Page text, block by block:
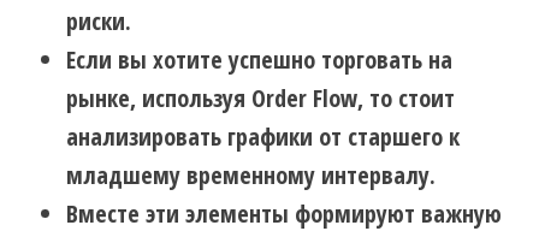
риски.
Если вы хотите успешно торговать на
рынке, используя Order Flow, то стоит
анализировать графики от старшего к
младшему временному интервалу.
Вместе эти элементы формируют важную